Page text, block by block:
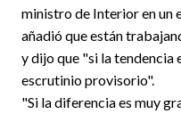
ministro de Interior en un
añadió que están
y dijo que "si la tendencia
escrutinio provisorio".
"Si la diferencia es muy